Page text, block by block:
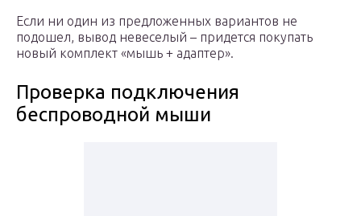
Если ни один из предложенных вариантов не
подошел, вывод невеселый – придется покупать
новый комплект «мышь + адаптер».
Проверка подключения
беспроводной мыши